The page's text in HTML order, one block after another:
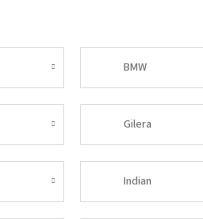
BMW
Gilera
Indian